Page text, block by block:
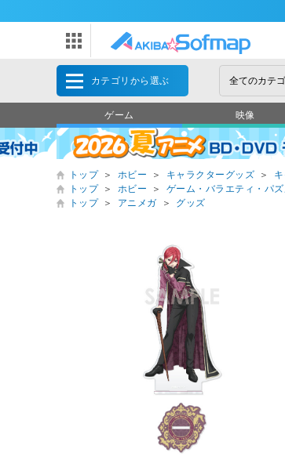
カテゴリから選ぶ
ゲーム 映像
トップ ＞ ホビー ＞ キャラクターグッズ ＞
トップ
＞ ホビー ＞ ゲーム・バラエティ・パ
トップ
＞ アニメガ ＞ グッズ